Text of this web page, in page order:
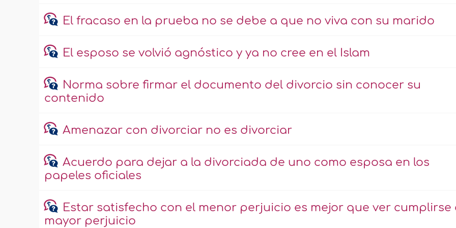
El fracaso en la prueba no se debe a que no viva con su marido
El esposo se volvió agnóstico y ya no cree en el Islam
Norma sobre firmar el documento del divorcio sin conocer su
contenido
Amenazar con divorciar no es divorciar
Acuerdo para dejar a la divorciada de uno como esposa en los
papeles oficiales
Estar satisfecho con el menor perjuicio es mejor que ver cumplirse
mayor perjuicio